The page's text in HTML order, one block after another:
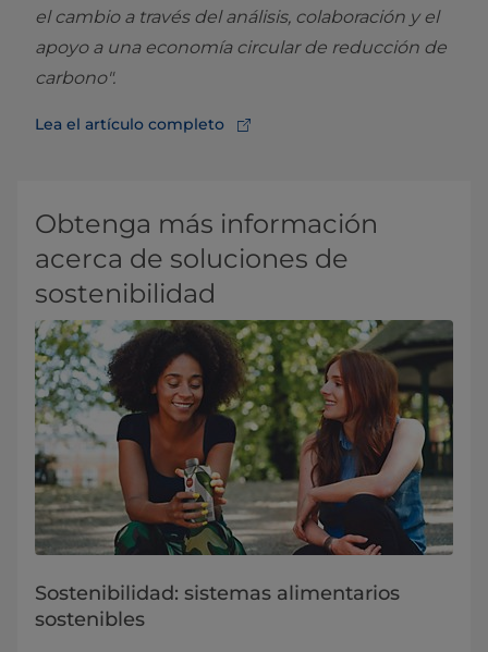
el cambio a través del análisis, colaboración y el
apoyo a una economía circular de reducción de
carbono".
Lea el artículo completo
Obtenga más información
acerca de soluciones de
sostenibilidad
Sostenibilidad: sistemas alimentarios
sostenibles